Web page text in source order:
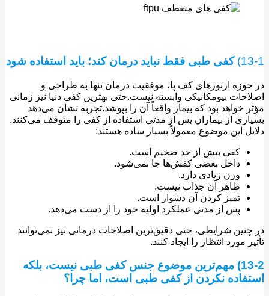
کفی طبی فقط نباید درمان کند؛ باید استفاده شود
ارتوزهای کف پا، موفقیت درمان تنها به طراحی و
بیومکانیکی وابسته نیست.حتی بهترین کفی دنیا نیز زمانی
خواهد بود که بیمار واقعاً آن را بپوشد.تجربه نشان می‌دهد
از بیماران پس از مدتی استفاده از کفی را متوقف می‌کنند.
این موضوع معمولاً بسیار ساده هستند:
کفی بیش از حد ضخیم است.
داخل بعضی کفش‌ها جا نمی‌شود.
وزن زیادی دارد.
ظاهر آن جذاب نیست.
تمیز کردن آن دشوار است.
پس از مدتی عملکرد اولیه خود را از دست می‌دهد.
شرایطی، حتی دقیق‌ترین اصلاحات درمانی نیز نمی‌توانند
مورد انتظار را ایجاد کنند.
13-2) مهم‌ترین موضوع جنس کفی طبی نیست، بلکه
نکردن از کفی طبی است، اما چرا؟